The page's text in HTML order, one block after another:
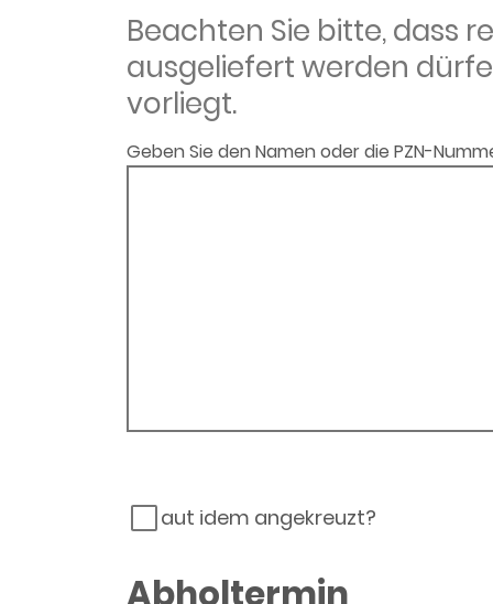
Beachten Sie bitte, dass
ausgeliefert werden
vorliegt.
Geben Sie den Namen oder die PZN-
aut idem angekreuzt?